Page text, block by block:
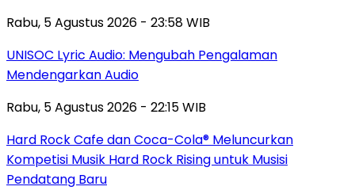
Rabu, 5 Agustus 2026 - 23:58 WIB
UNISOC Lyric Audio: Mengubah Pengalaman
Mendengarkan Audio
Rabu, 5 Agustus 2026 - 22:15 WIB
Hard Rock Cafe dan Coca-Cola® Meluncurkan
Kompetisi Musik Hard Rock Rising untuk Musisi
Pendatang Baru